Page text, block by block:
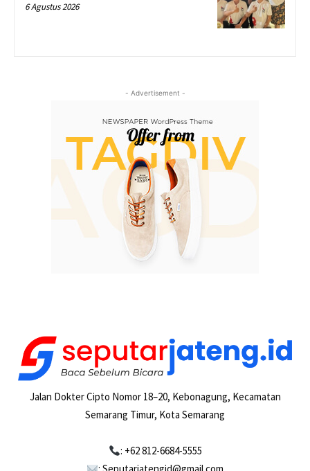
6 Agustus 2026
- Advertisement -
Jalan Dokter Cipto Nomor 18–20, Kebonagung, Kecamatan
Semarang Timur, Kota Semarang
: +62 812-6684-5555